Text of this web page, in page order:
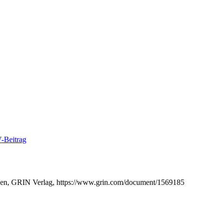
Beitrag
GRIN Verlag, https://www.grin.com/document/1569185